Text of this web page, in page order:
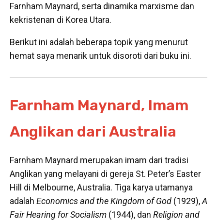
Farnham Maynard, serta dinamika marxisme dan
kekristenan di Korea Utara.
Berikut ini adalah beberapa topik yang menurut
hemat saya menarik untuk disoroti dari buku ini.
Farnham Maynard, Imam
Anglikan dari Australia
Farnham Maynard merupakan imam dari tradisi
Anglikan yang melayani di gereja St. Peter’s Easter
Hill di Melbourne, Australia. Tiga karya utamanya
adalah Economics and the Kingdom of God (1929),A
Fair Hearing for Socialism (1944), dan Religion and